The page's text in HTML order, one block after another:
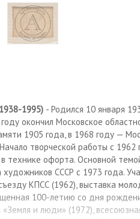
1995) - Родился 10 января
окончил Московское
1905 года, в 1968 году —
творческой работы с 1962
технике офорта. Основной
художников СССР с 1973 года.
КПСС (1962), выставка
100-летию со дня
и люди» (1972),